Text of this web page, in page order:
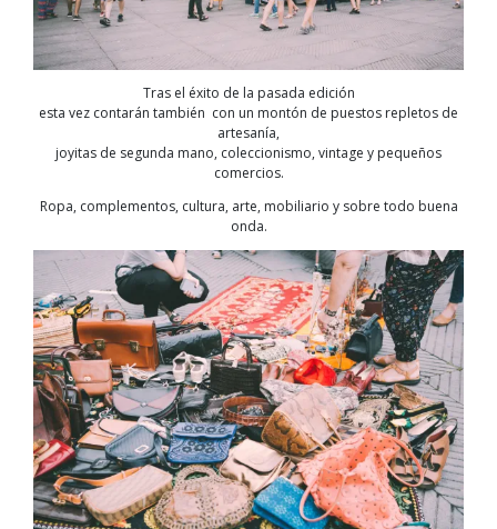
Tras el éxito de la pasada edición
esta vez contarán también con un montón de puestos repletos de
artesanía,
joyitas de segunda mano, coleccionismo, vintage y pequeños
comercios.
Ropa, complementos, cultura, arte, mobiliario y sobre todo buena
onda.